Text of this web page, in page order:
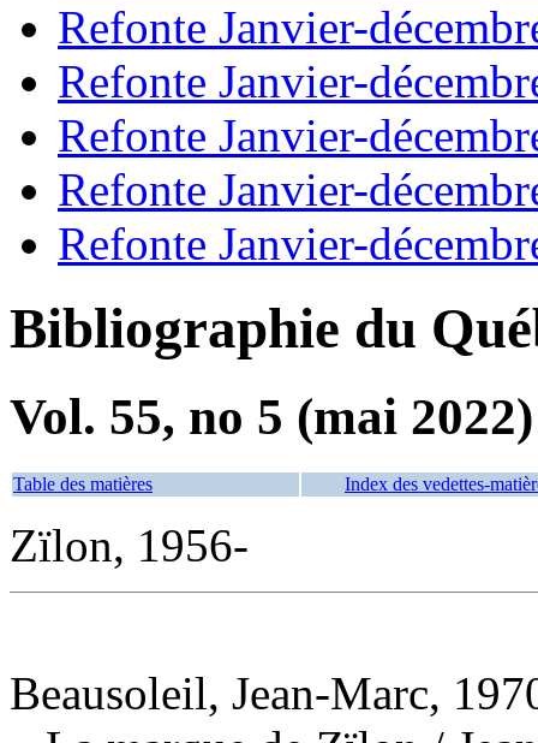
Refonte Janvier-
Refonte Janvier-
Refonte Janvier-
Refonte Janvier-
Refonte Janvier-
Bibliographie du
Vol. 55, no 5 (mai 2022)
Table des matières Index des vedettes-
Zïlon, 1956-
Beausoleil, Jean-Marc,